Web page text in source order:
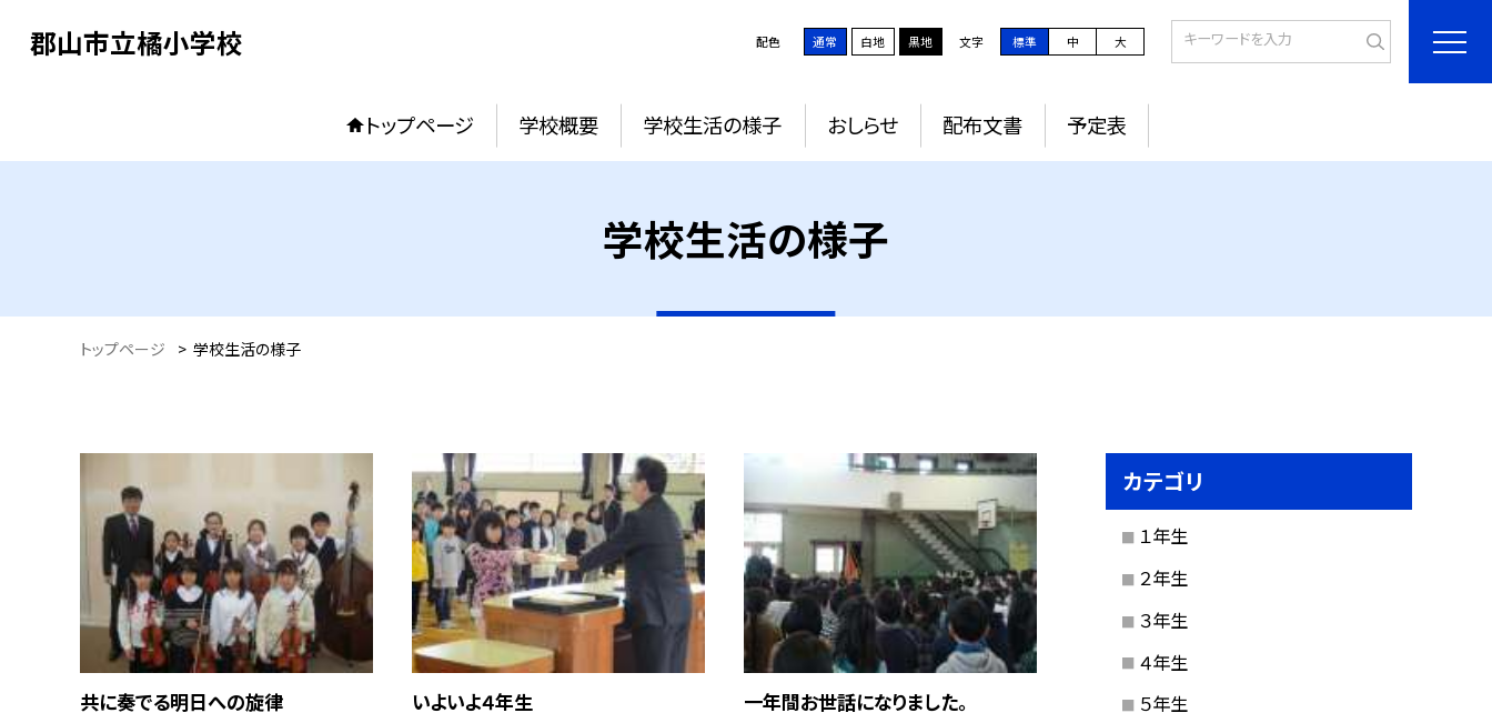
郡山市立橘小学校 配色 通常 白地 黒地 文字 標準 中 大
トップページ 学校概要 学校生活の様子 おしらせ 配布文書 予定表
学校生活の様子
トップページ > 学校生活の様子
共に奏でる明日への旋律 いよいよ４年生 一年間お世話になりました。
カテゴリ
１年生
２年生
３年生
４年生
５年生